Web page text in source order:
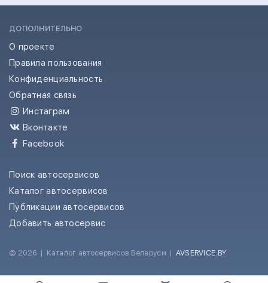
ДОПОЛНИТЕЛЬНО
О проекте
Правила пользования
Конфиденциальность
Обратная связь
Инстаграм
Вконтакте
Facebook
Поиск автосервисов
Каталог автосервисов
Публикации автосервисов
Добавить автосервис
© 2026 | Каталог автосервисов Беларуси | AVSERVICE.BY